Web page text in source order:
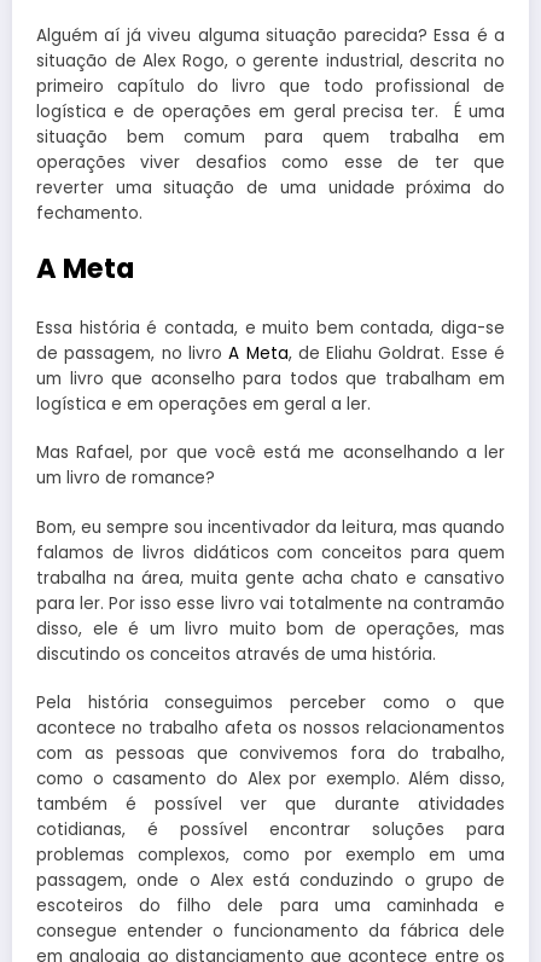
Alguém aí já viveu alguma situação parecida? Essa é a
situação de Alex Rogo, o gerente industrial, descrita no
primeiro capítulo do livro que todo profissional de
logística e de operações em geral precisa ter. É uma
situação bem comum para quem trabalha em
operações viver desafios como esse de ter que
reverter uma situação de uma unidade próxima do
fechamento.
A Meta
Essa história é contada, e muito bem contada, diga-se
de passagem, no livroA Meta, de Eliahu Goldrat. Esse é
um livro que aconselho para todos que trabalham em
logística e em operações em geral a ler.
Mas Rafael, por que você está me aconselhando a ler
um livro de romance?
Bom, eu sempre sou incentivador da leitura, mas quando
falamos de livros didáticos com conceitos para quem
trabalha na área, muita gente acha chato e cansativo
para ler. Por isso esse livro vai totalmente na contramão
disso, ele é um livro muito bom de operações, mas
discutindo os conceitos através de uma história.
Pela história conseguimos perceber como o que
acontece no trabalho afeta os nossos relacionamentos
com as pessoas que convivemos fora do trabalho,
como o casamento do Alex por exemplo. Além disso,
também é possível ver que durante atividades
cotidianas, é possível encontrar soluções para
problemas complexos, como por exemplo em uma
passagem, onde o Alex está conduzindo o grupo de
escoteiros do filho dele para uma caminhada e
consegue entender o funcionamento da fábrica dele
em analogia ao distanciamento que acontece entre os